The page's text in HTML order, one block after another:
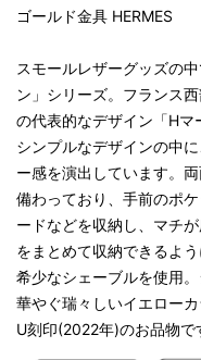
ゴールド金具 HERMES
スモールレザーグッズの
ン」シリーズ。フランス
の代表的なデザイン「H
シンプルなデザインの中
ー感を演出しています。
備わっており、手前のポ
ードなどを収納し、マチ
をまとめて収納できるよ
希少なシェーブルを使用
華やぐ瑞々しいイエロー
U刻印(2022年)のお品物で